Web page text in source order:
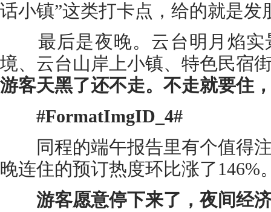
话小镇”这类打卡点，给的就是发
最后是夜晚。云台明月焰实
境、云台山岸上小镇、特色民宿
游客天黑了还不走。不走就要住
#FormatImgID_4#
同程的端午报告里有个值得注
晚连住的预订热度环比涨了146%
游客愿意停下来了，夜间经